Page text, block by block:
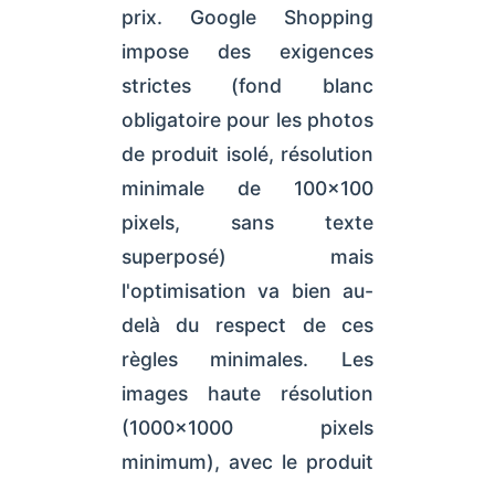
prix. Google Shopping
impose des exigences
strictes (fond blanc
obligatoire pour les photos
de produit isolé, résolution
minimale de 100×100
pixels, sans texte
superposé) mais
l'optimisation va bien au-
delà du respect de ces
règles minimales. Les
images haute résolution
(1000×1000 pixels
minimum), avec le produit